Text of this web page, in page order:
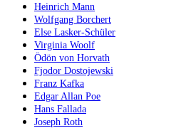
Heinrich Mann
Wolfgang Borchert
Else Lasker-Schüler
Virginia Woolf
Ödön von Horvath
Fjodor Dostojewski
Franz Kafka
Edgar Allan Poe
Hans Fallada
Joseph Roth